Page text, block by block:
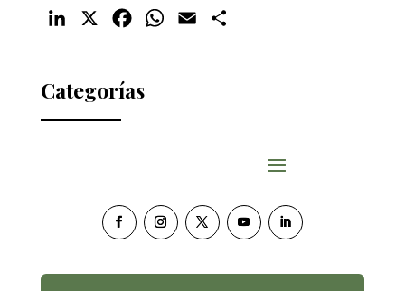
LinkedIn FacebookWhatsApp
Email
Categorías